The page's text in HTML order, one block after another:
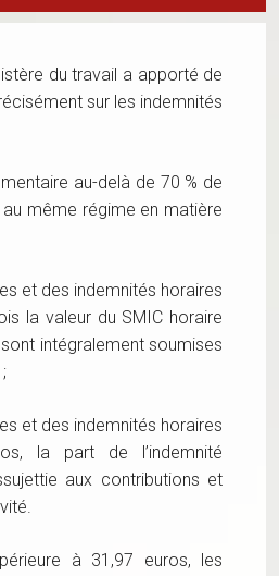
du travail a apporté de
sur les indemnités
au-delà de 70 % de
même régime en matière
et des indemnités horaires
la valeur du SMIC horaire
intégralement soumises
et des indemnités horaires
la part de l’indemnité
aux contributions et
à 31,97 euros, les